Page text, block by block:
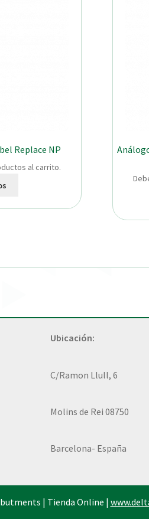
Replace NP
al carrito.
Ubicación:
C/Ramon Llull, 6
Molins de Rei 08750
Barcelona- España
| Tienda Online |